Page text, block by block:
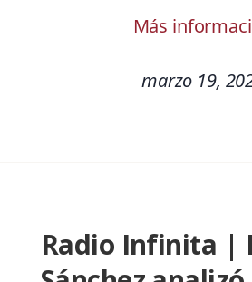
Más
marzo 19,
Radio Infinita |